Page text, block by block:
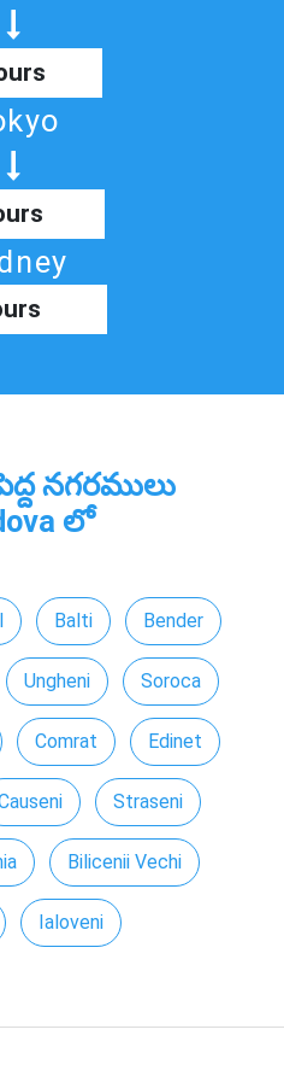
నగరములు
లో
Balti Bender
Ungheni Soroca
Comrat Edinet
Straseni
Bilicenii Vechi
Ialoveni